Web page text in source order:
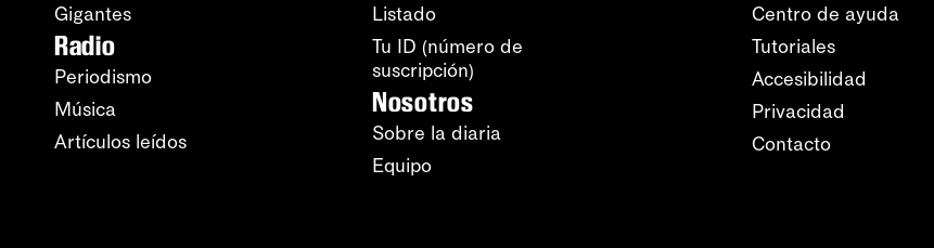
Gigantes
Radio
Periodismo
Música
Artículos leídos
Listado
Tu ID (número de
suscripción)
Nosotros
Sobre la diaria
Equipo
Centro de ayuda
Tutoriales
Accesibilidad
Privacidad
Contacto